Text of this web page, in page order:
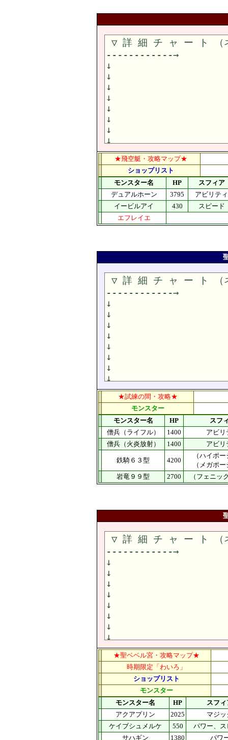
★飛空艇・攻略マップ★
ショップリスト
モンスター名
HP
スフィア
デュアルホーン
3795
アビリティ
イービルアイ
430
スピード
エフレイエ
★試練の間・攻略★
モンスター
モンスター名
HP
スフ
僧兵（ライフル）
1400
アビリ
僧兵（火炎放射）
1400 アビリ
鉄騎６３型 4200
（ハイポ
（メガポ
岩竜９９型
2700 （フェニッ
★聖ベベル宮・攻略マップ★
時期限定「わいろ」
ショップリスト
モンスター
モンスター名
HP
スフィ
アクアプリン
2025
マジッ
ケイブシュメルケ
550
パワー、ス
サハギン
1380 パワ